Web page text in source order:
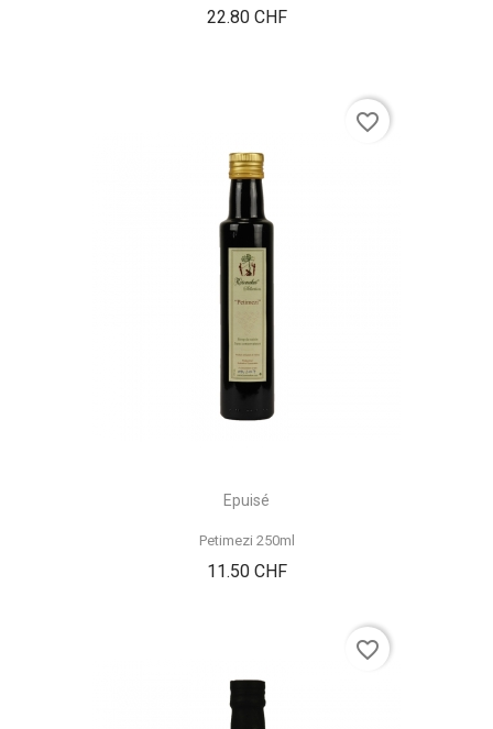
22.80 CHFPrix
Epuisé
Petimezi 250ml
11.50 CHFPrix
favorite_border
favorite_border